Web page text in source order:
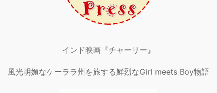
インド映画『チャーリー』
風光明媚なケーララ州を旅する鮮烈なGirl meets Boy物語